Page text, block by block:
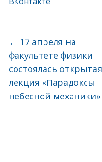
← 17 апреля на
факультете физики
состоялась открытая
лекция «Парадоксы
небесной механики»